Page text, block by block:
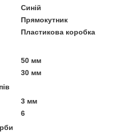
Синій
Прямокутник
Пластикова коробка
50 мм
30 мм
3 мм
6